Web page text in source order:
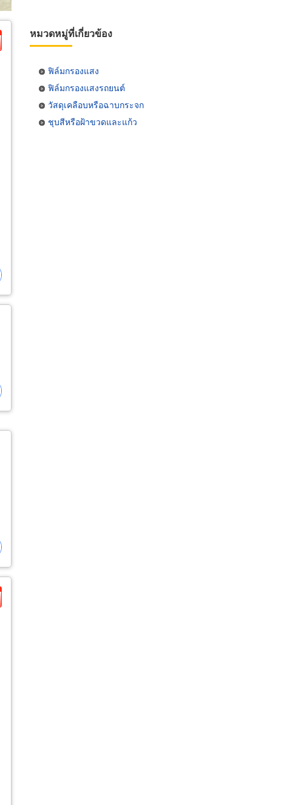
หมวดหมู่ที่เกี่ยวข้อง
ฟิล์มกรองแสง
ฟิล์มกรองแสงรถยนต์
วัสดุเคลือบหรือฉาบกระจก
ชุบสีหรือฝ้าขวดและแก้ว